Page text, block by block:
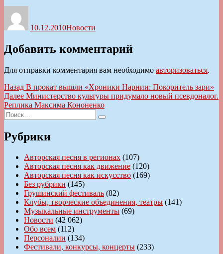
10.12.2010Новости
Добавить комментарий
Для отправки комментария вам необходимо авторизоваться.
Навигация
по
записям
Назад Предыдущая
запись:
В прокат вышли «Хроники Нарнии: Покоритель зари»
Далее Следующая
запись:
Министерство культуры придумало новый псевдоналог.
Реплика Максима Кононенко
Искать:
Поиск
Рубрики
Авторская песня в регионах (107)
Авторская песня как движение (120)
Авторская песня как искусство (169)
Без рубрики (145)
Грушинский фестиваль (82)
Клубы, творческие объединения, театры (141)
Музыкальные инструменты (69)
Новости (42 062)
Обо всем (112)
Персоналии (134)
Фестивали, конкурсы, концерты (233)